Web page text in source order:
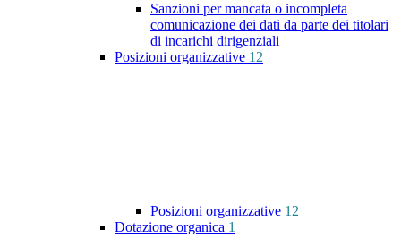
Sanzioni per mancata o incompleta
comunicazione dei dati da parte dei titolari
di incarichi dirigenziali
Posizioni organizzative 12
Posizioni organizzative 12
Dotazione organica 1